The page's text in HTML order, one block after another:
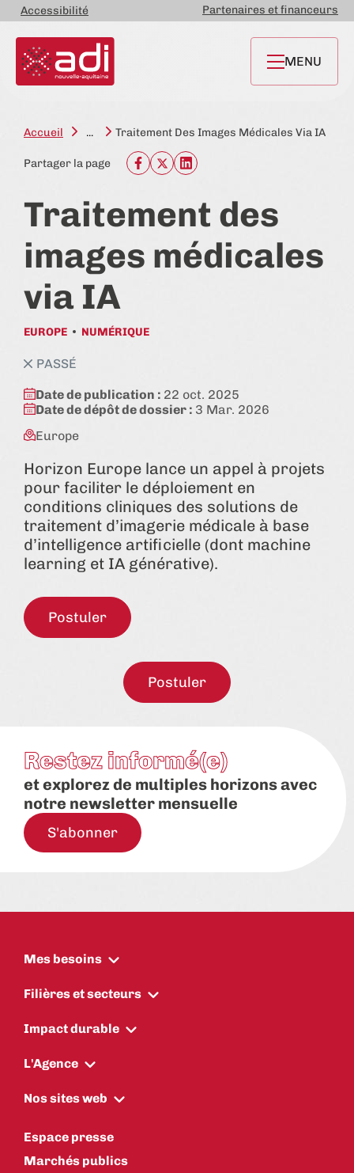
Accessibilité Partenaires et financeurs
MENU
Accueil ... Traitement Des Images Médicales Via IA
Partager la page
Traitement des
images médicales
via IA
EUROPE NUMÉRIQUE
état:PASSÉ
Date de publication : 22 oct. 2025
Date de dépôt de dossier : 3 Mar. 2026
Europe
Horizon Europe lance un appel à projets
pour faciliter le déploiement en
conditions cliniques des solutions de
traitement d’imagerie médicale à base
d’intelligence artificielle (dont machine
learning et IA générative).
Postuler
Postuler
Restez informé(e)
et explorez de multiples horizons avec
notre newsletter mensuelle
S'abonner
Mes besoins
Filières et secteurs
Impact durable
L'Agence
Nos sites web
Espace presse
Marchés publics